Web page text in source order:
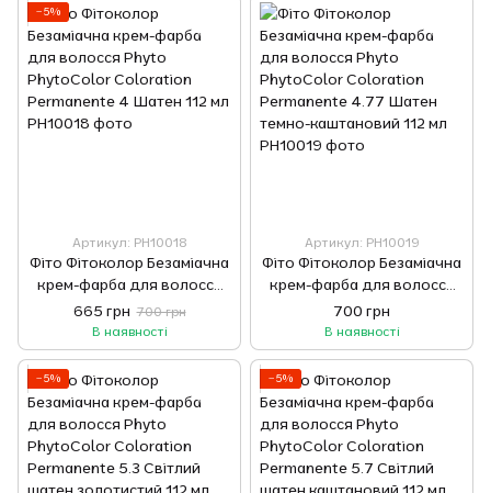
−5%
Артикул: РН10018
Фіто Фітоколор Безаміачна
крем-фарба для волосся
Phyto PhytoColor
Coloration Permanente 4
Шатен 112 мл
665 грн 700 грн
В наявності
Артикул: РН10019
Фіто Фітоколор Безаміачна
крем-фарба для волосся
Phyto PhytoColor
Coloration Permanente
4.77 Шатен темно-
каштановий 112 мл
700 грн
В наявності
−5% −5%